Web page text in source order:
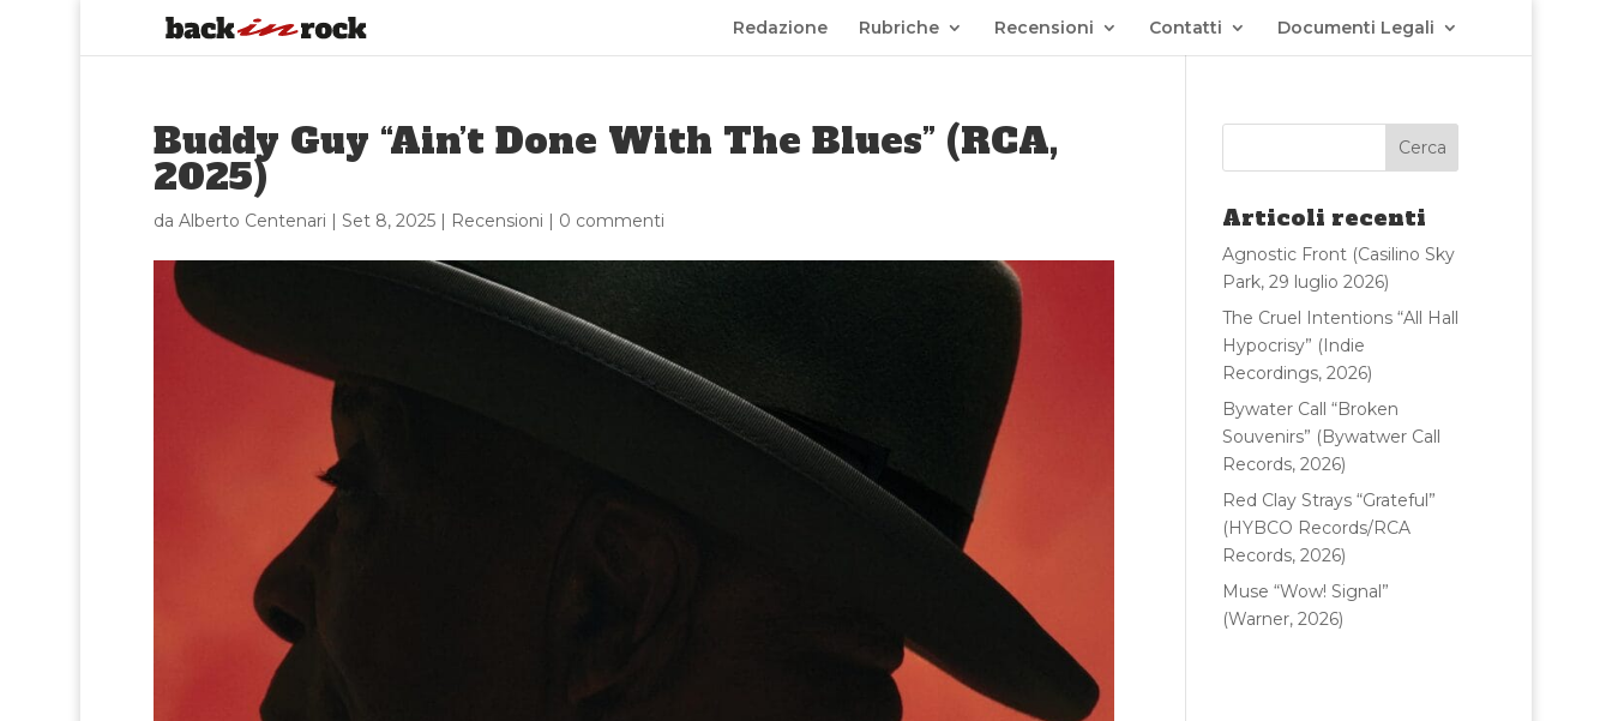
Redazione Rubriche Recensioni Contatti Documenti Legali
Buddy Guy “Ain’t Done With The Blues” (RCA,
2025)
da Alberto Centenari | Set 8, 2025| Recensioni | 0 commenti Articoli recenti
Agnostic Front (Casilino Sky
Park, 29 luglio 2026)
The Cruel Intentions “All Hall
Hypocrisy” (Indie
Recordings, 2026)
Bywater Call “Broken
Souvenirs” (Bywatwer Call
Records, 2026)
Red Clay Strays “Grateful”
(HYBCO Records/RCA
Records, 2026)
Muse “Wow! Signal”
(Warner, 2026)